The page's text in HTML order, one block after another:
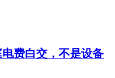
费白交，不是设备